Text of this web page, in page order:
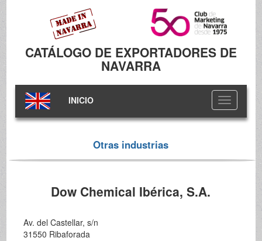
CATÁLOGO DE EXPORTADORES DE
NAVARRA
Toggle
navigation
INICIO
Otras industrias
Dow Chemical Ibérica, S.A.
Av. del Castellar, s/n
31550 Ribaforada